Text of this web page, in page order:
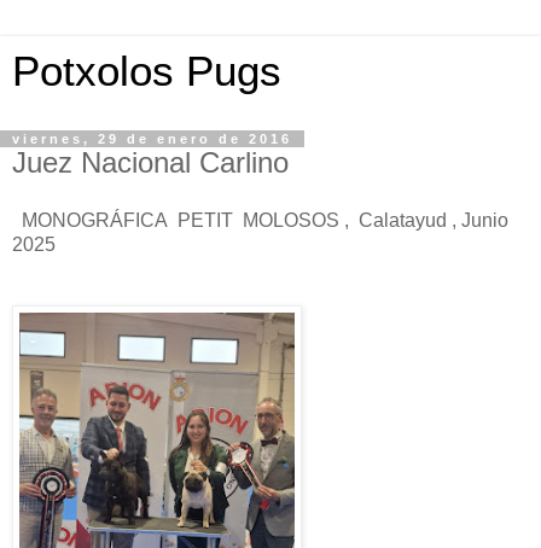
Potxolos Pugs
viernes, 29 de enero de 2016
Juez Nacional Carlino
MONOGRÁFICA PETIT MOLOSOS , Calatayud , Junio
2025